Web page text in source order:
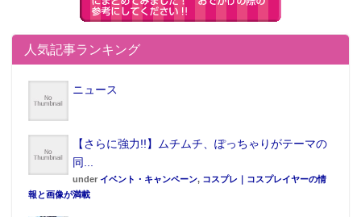
人気記事ランキング
ニュース
【さらに強力!!】ムチムチ、ぽっちゃりがテーマの
同...
under イベント・キャンペーン, コスプレ｜コスプレイヤーの情
報と画像が満載